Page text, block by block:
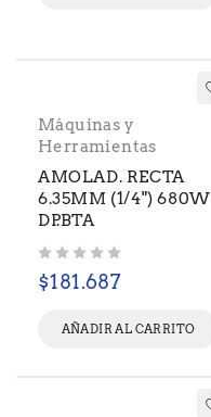
Máquinas y
Herramientas
AMOLAD. RECTA
6.35MM (1/4") 680W
DP.BTA
$181.687
AÑADIR AL CARRITO